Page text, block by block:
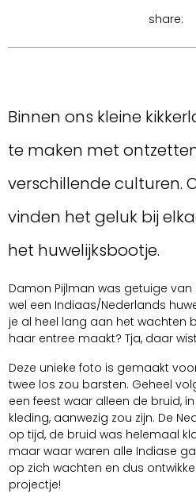
share:
Binnen ons kleine
te maken met
verschillende culturen.
vinden het geluk bij
het huwelijksbootje.
Damon Pijlman was getuige
wel een Indiaas/Nederlands
je al heel lang aan het wachten
haar entree maakt? Tja, daar
Deze unieke foto is gemaakt
twee los zou barsten. Geheel
een feest waar alleen de bruid,
kleding, aanwezig zou zijn. De
op tijd, de bruid was helemaal
maar waar waren alle Indiase
op zich wachten en dus
projectje!